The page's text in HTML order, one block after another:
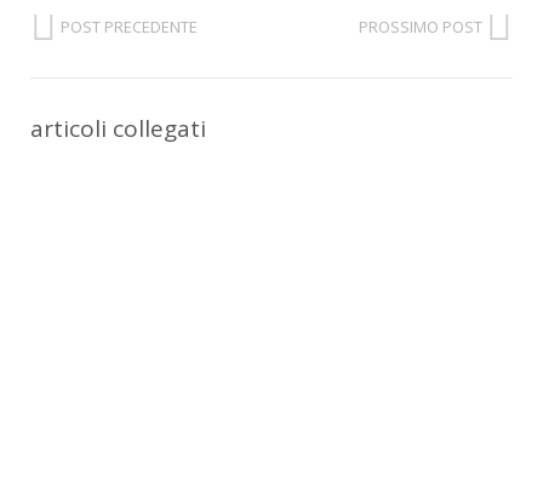
POST PRECEDENTE PROSSIMO POST
articoli collegati